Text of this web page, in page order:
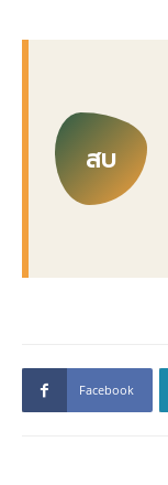
สบ
Facebook